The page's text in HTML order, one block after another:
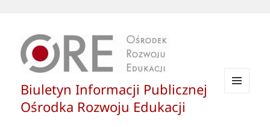
Biuletyn Informacji Publicznej
Ośrodka Rozwoju Edukacji